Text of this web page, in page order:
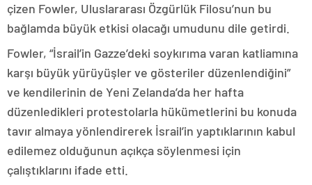
çizen Fowler, Uluslararası Özgürlük Filosu’nun bu
bağlamda büyük etkisi olacağı umudunu dile getirdi.
Fowler, “İsrail’in Gazze’deki soykırıma varan katliamına
karşı büyük yürüyüşler ve gösteriler düzenlendiğini”
ve kendilerinin de Yeni Zelanda’da her hafta
düzenledikleri protestolarla hükümetlerini bu konuda
tavır almaya yönlendirerek İsrail’in yaptıklarının kabul
edilemez olduğunun açıkça söylenmesi için
çalıştıklarını ifade etti.